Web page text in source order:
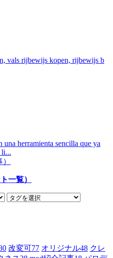
vals rijbewijs kopen, rijbewijs b
herramienta sencilla que ya
li...
一覧）
改変可77 オリジナル48 クレ